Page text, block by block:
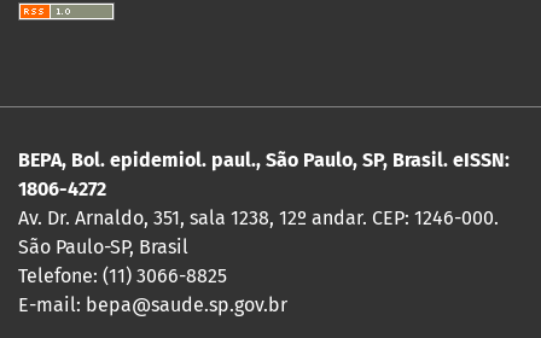
BEPA, Bol. epidemiol. paul., São Paulo, SP, Brasil. eISSN:
1806-4272
Av. Dr. Arnaldo, 351, sala 1238, 12º andar. CEP: 1246-000.
São Paulo-SP, Brasil
Telefone: (11) 3066-8825
E-mail: bepa@saude.sp.gov.br